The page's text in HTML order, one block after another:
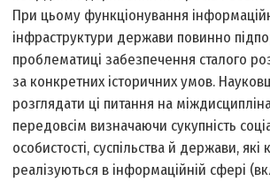
При цьому функціонування
інфраструктури держави повинно
проблематиці забезпечення сталого
за конкретних історичних умов.
розглядати ці питання на
передовсім визначаючи сукупність
особистості, суспільства й держави,
реалізуються в інформаційній сфері